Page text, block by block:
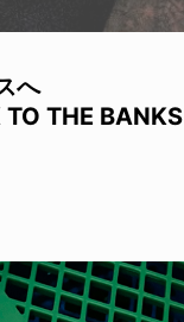
へ
THE BANKS